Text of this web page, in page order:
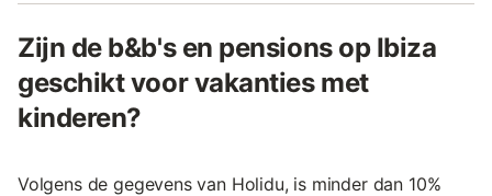
Zijn de b&b's en pensions op Ibiza
geschikt voor vakanties met
kinderen?
Volgens de gegevens van Holidu, is minder dan 10%